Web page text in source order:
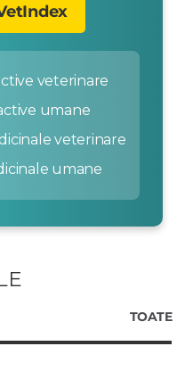
veterinare
umane
veterinare
umane
TOATE